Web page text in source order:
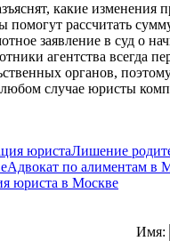
какие изменения
помогут рассчитать
заявление в суд о
агентства всегда
органов,
случае юристы
юристаЛишение
Адвокат по алиментам в
юриста в Москве
Имя: